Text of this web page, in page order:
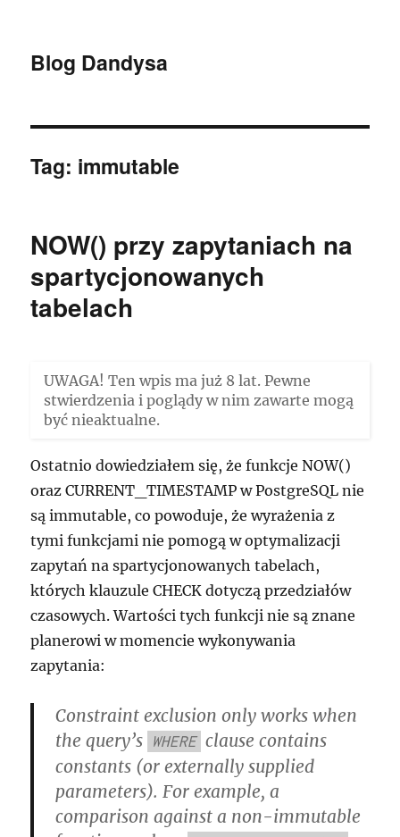
Blog Dandysa
Tag: immutable
NOW() przy zapytaniach na
spartycjonowanych
tabelach
UWAGA! Ten wpis ma już 8 lat. Pewne
stwierdzenia i poglądy w nim zawarte mogą
być nieaktualne.
Ostatnio dowiedziałem się, że funkcje NOW()
oraz CURRENT_TIMESTAMP w PostgreSQL nie
są immutable, co powoduje, że wyrażenia z
tymi funkcjami nie pomogą w optymalizacji
zapytań na spartycjonowanych tabelach,
których klauzule CHECK dotyczą przedziałów
czasowych. Wartości tych funkcji nie są znane
planerowi w momencie wykonywania
zapytania:
Constraint exclusion only works when
the query’s WHERE clause contains
constants (or externally supplied
parameters). For example, a
comparison against a non-immutable